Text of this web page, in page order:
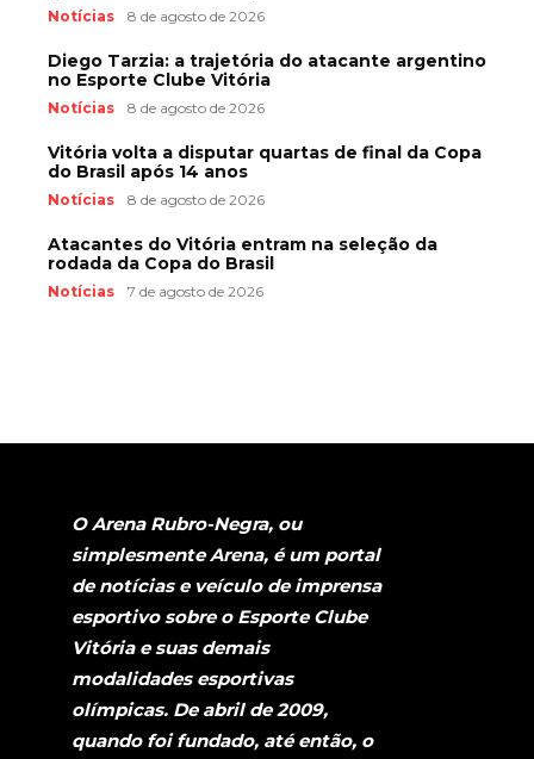
Notícias 8 de agosto de 2026
Diego Tarzia: a trajetória do atacante argentino
no Esporte Clube Vitória
Notícias 8 de agosto de 2026
Vitória volta a disputar quartas de final da Copa
do Brasil após 14 anos
Notícias 8 de agosto de 2026
Atacantes do Vitória entram na seleção da
rodada da Copa do Brasil
Notícias 7 de agosto de 2026
O Arena Rubro-Negra, ou
simplesmente Arena, é um portal
de notícias e veículo de imprensa
esportivo sobre o Esporte Clube
Vitória e suas demais
modalidades esportivas
olímpicas. De abril de 2009,
quando foi fundado, até então, o